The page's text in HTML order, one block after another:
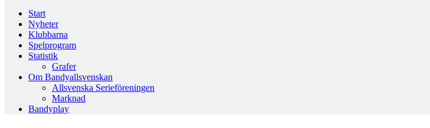
Start
Nyheter
Klubbarna
Spelprogram
Statistik
Grafer
Om Bandyallsvenskan
Allsvenska Serieföreningen
Marknad
Bandyplay